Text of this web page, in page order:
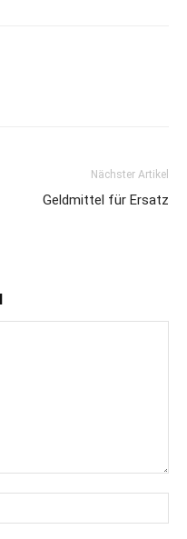
Nächster Artikel
Geldmittel für Ersatz